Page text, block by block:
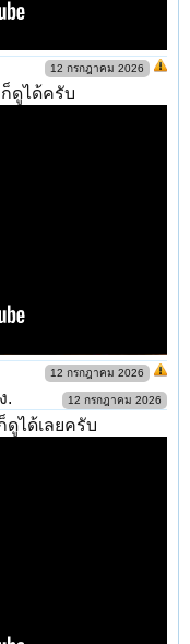
12 กรกฎาคม 2026
ดูได้ครับ
12 กรกฎาคม 2026
. 12 กรกฎาคม 2026
ได้เลยครับ